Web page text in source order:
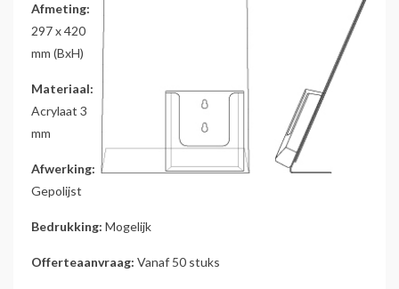
Afmeting:
297 x 420
mm (BxH)
Materiaal:
Acrylaat 3
mm
Afwerking:
Gepolijst
Bedrukking: Mogelijk
Offerteaanvraag: Vanaf 50 stuks